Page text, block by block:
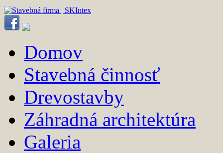
Domov
Stavebná činnosť
Drevostavby
Záhradná architektúra
Galeria